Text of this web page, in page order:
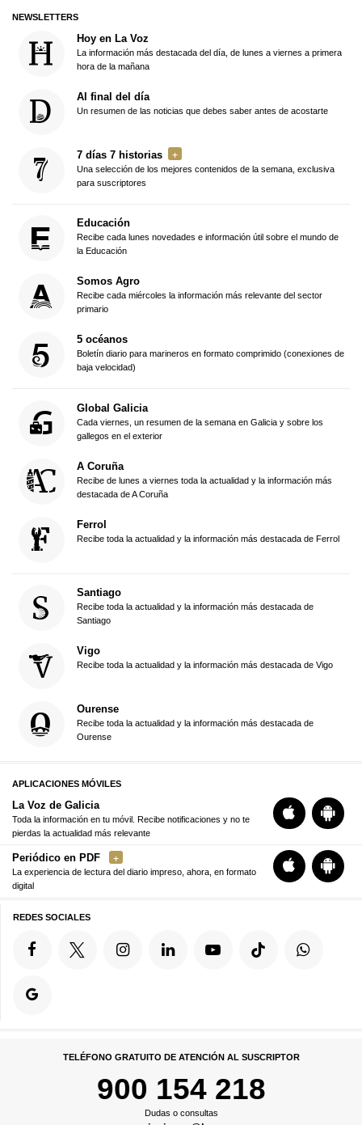
NEWSLETTERS
Hoy en La Voz
La información más destacada del día, de lunes a viernes a primera
hora de la mañana
Al final del día
Un resumen de las noticias que debes saber antes de acostarte
7 días 7 historias
Una selección de los mejores contenidos de la semana, exclusiva
para suscriptores
Educación
Recibe cada lunes novedades e información útil sobre el mundo de
la Educación
Somos Agro
Recibe cada miércoles la información más relevante del sector
primario
5 océanos
Boletín diario para marineros en formato comprimido (conexiones de
baja velocidad)
Global Galicia
Cada viernes, un resumen de la semana en Galicia y sobre los
gallegos en el exterior
A Coruña
Recibe de lunes a viernes toda la actualidad y la información más
destacada de A Coruña
Ferrol
Recibe toda la actualidad y la información más destacada de Ferrol
Santiago
Recibe toda la actualidad y la información más destacada de
Santiago
Vigo
Recibe toda la actualidad y la información más destacada de Vigo
Ourense
Recibe toda la actualidad y la información más destacada de
Ourense
APLICACIONES MÓVILES
La Voz de Galicia
Toda la información en tu móvil. Recibe notificaciones y no te
pierdas la actualidad más relevante
Periódico en PDF
La experiencia de lectura del diario impreso, ahora, en formato
digital
REDES SOCIALES
TELÉFONO GRATUITO DE ATENCIÓN AL SUSCRIPTOR
900 154 218
Dudas o consultas